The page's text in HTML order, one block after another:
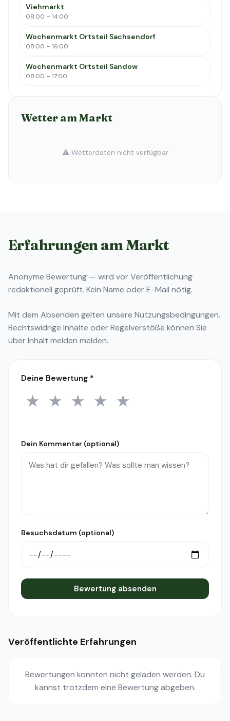
Viehmarkt
08:00 – 14:00
Wochenmarkt Ortsteil Sachsendorf
08:00 – 16:00
Wochenmarkt Ortsteil Sandow
08:00 – 17:00
Wetter am Markt
⚠️ Wetterdaten nicht verfügbar
Erfahrungen am Markt
Anonyme Bewertung — wird vor Veröffentlichung
redaktionell geprüft. Kein Name oder E-Mail nötig.
Mit dem Absenden gelten unsere Nutzungsbedingungen.
Rechtswidrige Inhalte oder Regelverstöße können Sie
überInhalt melden melden.
Deine Bewertung *
1 Stern
★ 2 Sterne
★ 3 Sterne
★ 4 Sterne
★ 5 Sterne
★
Dein Kommentar (optional)
Besuchsdatum (optional)
Bewertung absenden
Veröffentlichte Erfahrungen
Bewertungen konnten nicht geladen werden. Du
kannst trotzdem eine Bewertung abgeben.